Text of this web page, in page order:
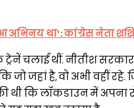
अभिनय था’ : कांग्रेस नेता
चलाई थीं. नीतीश
जो जहां है, वो अभी वहीं
थी कि लॉकडाउन में अपना